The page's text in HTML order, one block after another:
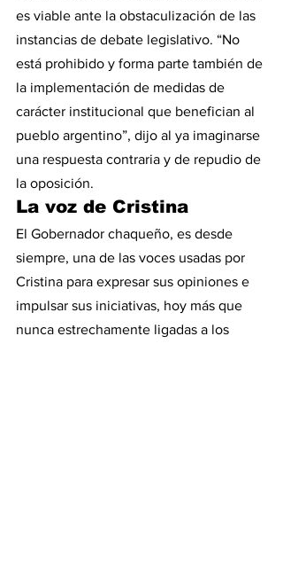
es viable ante la obstaculización de las
instancias de debate legislativo. “No
está prohibido y forma parte también de
la implementación de medidas de
carácter institucional que benefician al
pueblo argentino”, dijo al ya imaginarse
una respuesta contraria y de repudio de
la oposición.
La voz de Cristina
El Gobernador chaqueño, es desde
siempre, una de las voces usadas por
Cristina para expresar sus opiniones e
impulsar sus iniciativas, hoy más que
nunca estrechamente ligadas a los